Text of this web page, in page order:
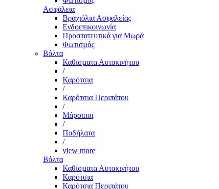
Ασφάλεια
Βραχιόλια Ασφαλείας
Ενδοεπικοινωνία
Προστατευτικά για Μωρά
Φωτισμός
Βόλτα
Καθίσματα Αυτοκινήτου
/
Καρότσια
/
Καρότσια Περιπάτου
/
Μάρσιποι
/
Ποδήλατα
/
view more
Βόλτα
Καθίσματα Αυτοκινήτου
Καρότσια
Καρότσια Περιπάτου